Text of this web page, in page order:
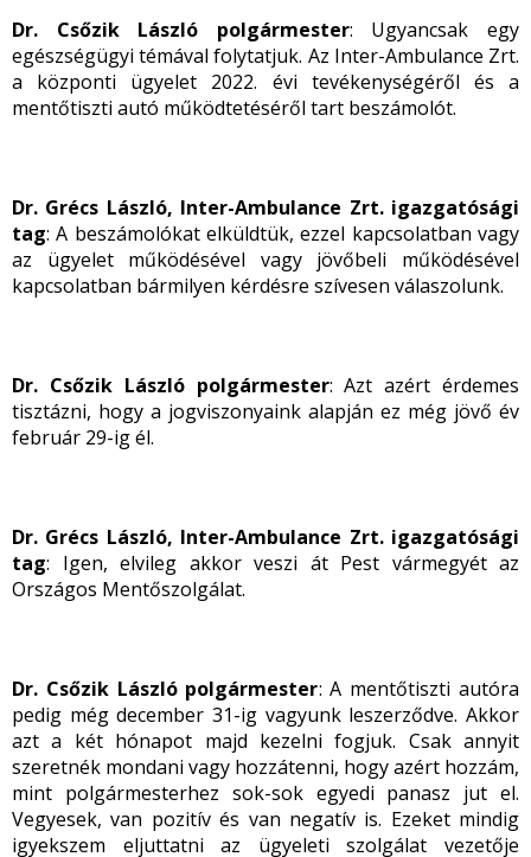
Dr. Csőzik László polgármester: Ugyancsak egy
egészségügyi témával folytatjuk. Az Inter-Ambulance Zrt.
a központi ügyelet 2022. évi tevékenységéről és a
mentőtiszti autó működtetéséről tart beszámolót.
Dr. Grécs László, Inter-Ambulance Zrt. igazgatósági
tag: A beszámolókat elküldtük, ezzel kapcsolatban vagy
az ügyelet működésével vagy jövőbeli működésével
kapcsolatban bármilyen kérdésre szívesen válaszolunk.
Dr. Csőzik László polgármester: Azt azért érdemes
tisztázni, hogy a jogviszonyaink alapján ez még jövő év
február 29-ig él.
Dr. Grécs László, Inter-Ambulance Zrt. igazgatósági
tag: Igen, elvileg akkor veszi át Pest vármegyét az
Országos Mentőszolgálat.
Dr. Csőzik László polgármester: A mentőtiszti autóra
pedig még december 31-ig vagyunk leszerződve. Akkor
azt a két hónapot majd kezelni fogjuk. Csak annyit
szeretnék mondani vagy hozzátenni, hogy azért hozzám,
mint polgármesterhez sok-sok egyedi panasz jut el.
Vegyesek, van pozitív és van negatív is. Ezeket mindig
igyekszem eljuttatni az ügyeleti szolgálat vezetője